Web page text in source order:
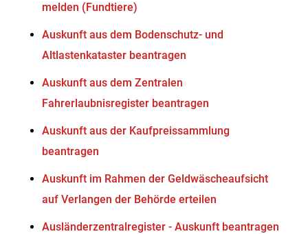
melden (Fundtiere)
Auskunft aus dem Bodenschutz- und
Altlastenkataster beantragen
Auskunft aus dem Zentralen
Fahrerlaubnisregister beantragen
Auskunft aus der Kaufpreissammlung
beantragen
Auskunft im Rahmen der Geldwäscheaufsicht
auf Verlangen der Behörde erteilen
Ausländerzentralregister - Auskunft beantragen